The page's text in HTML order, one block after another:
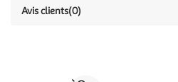
Avis clients(0)